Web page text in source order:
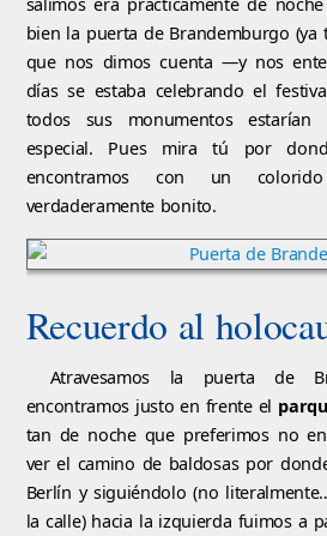
salimos era prácticamente de
bien la puerta de Brandemburgo
que nos dimos cuenta —y nos
días se estaba celebrando el
todos sus monumentos estarían
especial. Pues mira tú por
encontramos con un
verdaderamente bonito.
Recuerdo al
Atravesamos la puerta de
encontramos justo en frente el
tan de noche que preferimos no
ver el camino de baldosas por
Berlín y siguiéndolo (no
la calle) hacia la izquierda fuimos a